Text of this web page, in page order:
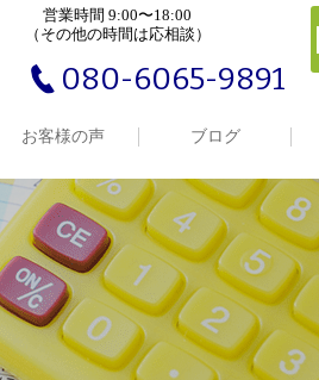
営業時間 9:00〜18:00
（その他の時間は応相談）
080-6065-9891
お客様の声 ブログ